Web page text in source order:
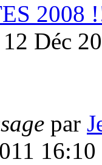
2008
Déc
par
16:10